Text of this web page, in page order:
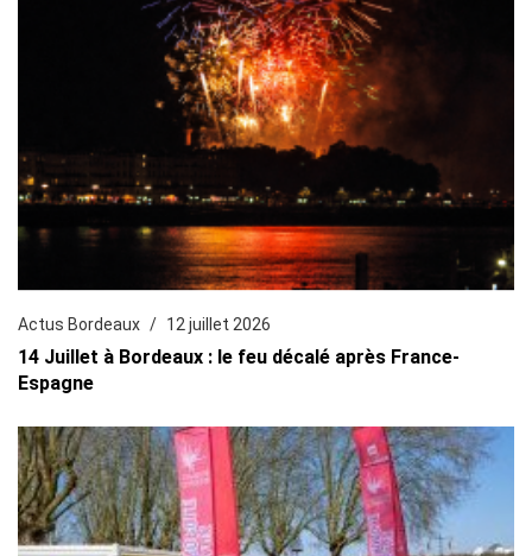
Actus Bordeaux 12 juillet 2026
14 Juillet à Bordeaux : le feu décalé après France-
Espagne